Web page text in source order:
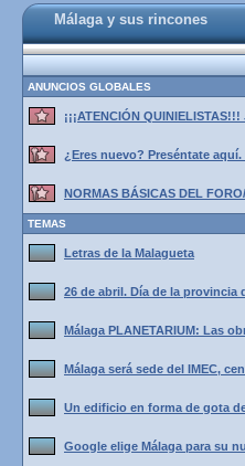
Málaga y sus rincones
ANUNCIOS GLOBALES
¡¡¡ATENCIÓN
¿Eres nuevo? Preséntate
NORMAS BÁSICAS DEL
TEMAS
Letras de la Malagueta
26 de abril. Día de la provincia
Málaga PLANETARIUM: Las
Málaga será sede del IMEC,
Un edificio en forma de gota
Google elige Málaga para su